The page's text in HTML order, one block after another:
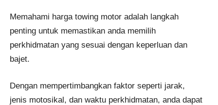
Memahami harga towing motor adalah langkah
penting untuk memastikan anda memilih
perkhidmatan yang sesuai dengan keperluan dan
bajet.
Dengan mempertimbangkan faktor seperti jarak,
jenis motosikal, dan waktu perkhidmatan, anda dapat